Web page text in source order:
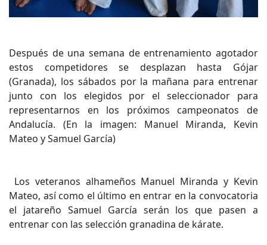
Después de una semana de entrenamiento agotador
estos competidores se desplazan hasta Gójar
(Granada), los sábados por la mañana para entrenar
junto con los elegidos por el seleccionador para
representarnos en los próximos campeonatos de
Andalucía. (En la imagen: Manuel Miranda, Kevin
Mateo y Samuel García)
Los veteranos alhameños Manuel Miranda y Kevin
Mateo, así como el último en entrar en la convocatoria
el jatareño Samuel García serán los que pasen a
entrenar con las selección granadina de kárate.